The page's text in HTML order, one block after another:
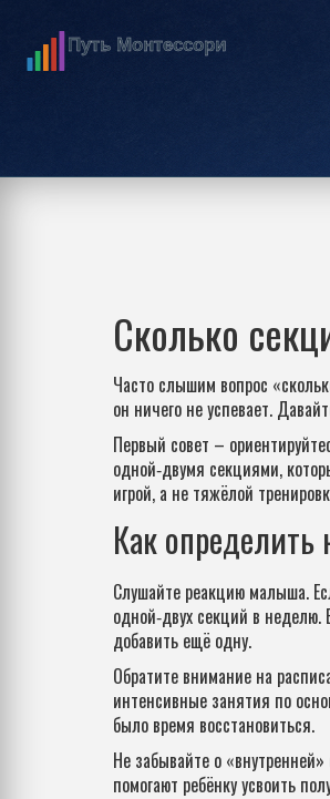
Сколько
Часто слышим вопрос
он ничего не успевает.
Первый совет –
одной‑двумя секциями,
игрой, а не тяжёлой
Как определить
Слушайте реакцию малыша.
одной‑двух секций в
добавить ещё одну.
Обратите внимание на
интенсивные занятия по
было время восстановиться.
Не забывайте о
помогают ребёнку усвоить